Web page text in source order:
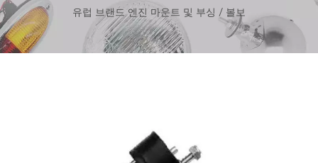
유럽 브랜드 엔진 마운트 및 부싱 / 볼보